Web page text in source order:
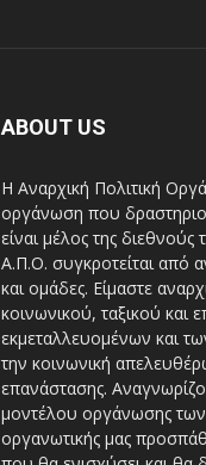
ABOUT US
Η Αναρχική Πολιτική
οργάνωση που
είναι μέλος της
A.Π.Ο. συγκροτείται από
και ομάδες. Είμαστε
κοινωνικού, ταξικού και
εκμεταλλευομένων και
την κοινωνική
επανάστασης.
μοντέλου οργάνωσης
οργανωτικής μας